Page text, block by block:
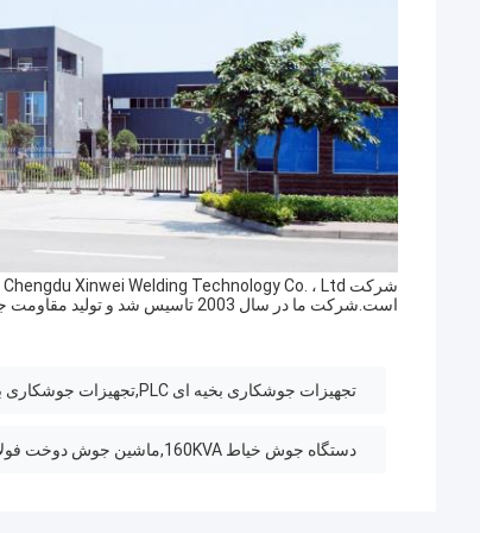
است.شرکت ما در سال 2003 تاسیس شد و تولید مقاومت جوش ماشین و محصولات مربوطه. حالا در منطقه صنعتی شرق ، شيندو ، چنگدو واقع شده
تجهیزات جوشکاری بخیه ای PLC,تجهیزات جوشکاری بخیه ای 550W,جوشگر خياط قابل حمل 550 وات
دستگاه جوش خياط 160KVA,ماشین جوش دوخت فولاد ضد زنگ